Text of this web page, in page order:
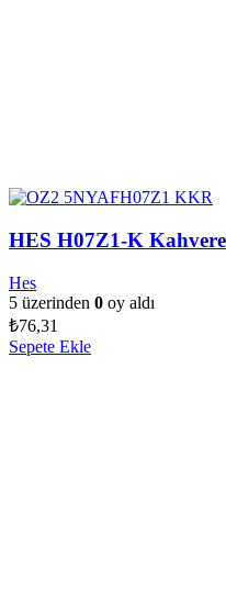
HES H07Z1-K
Hes
5 üzerinden 0 oy aldı
₺76,31
Sepete Ekle